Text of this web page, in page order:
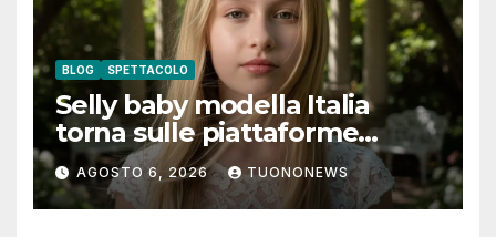
BLOG SPETTACOLO
Selly baby modella Italia
torna sulle piattaforme
digitali con “Luna lei mi
guarda”
AGOSTO 6, 2026 TUONONEWS